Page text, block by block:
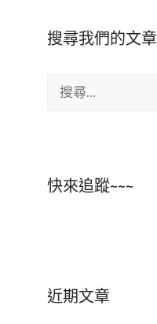
搜尋我們的文章
尋:
快來追蹤~~~
近期文章